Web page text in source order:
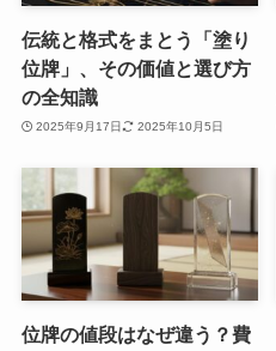
伝統と格式をまとう「塗り
位牌」、その価値と選び方
の全知識
2025年9月17日 2025年10月5日
位牌の値段はなぜ違う？費